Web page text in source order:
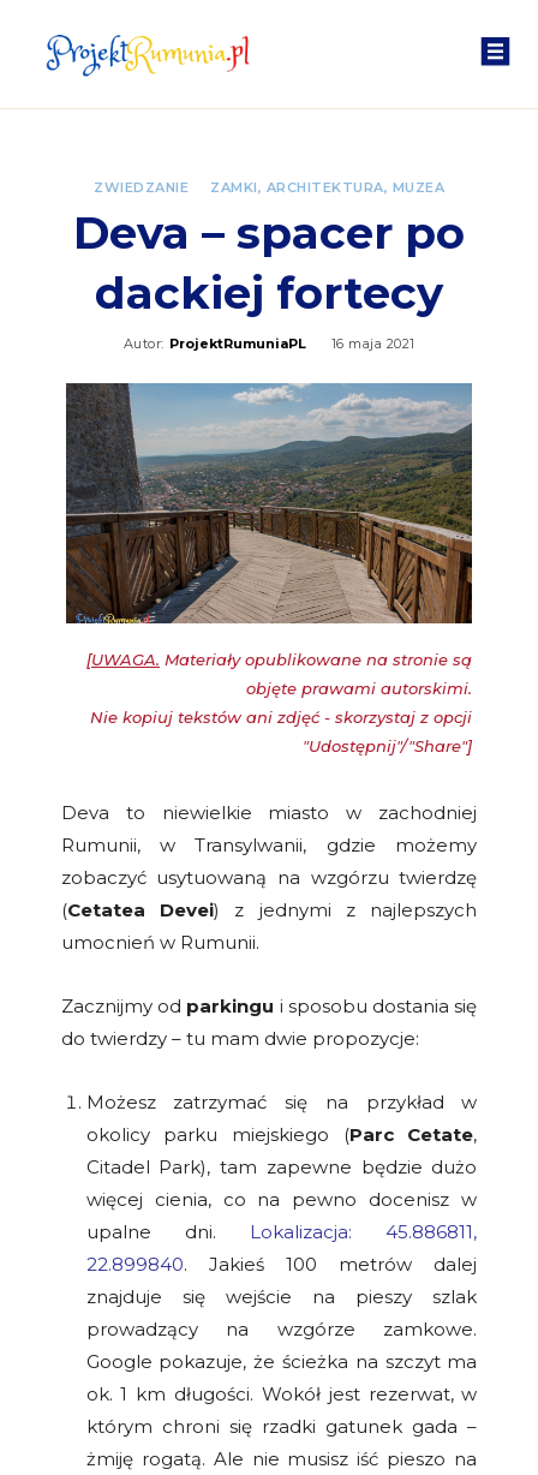
ZWIEDZANIE ZAMKI, ARCHITEKTURA, MUZEA
Deva – spacer po
dackiej fortecy
Autor: ProjektRumuniaPL 16 maja 2021
[UWAGA. Materiały opublikowane na stronie są
objęte prawami autorskimi.
Nie kopiuj tekstów ani zdjęć - skorzystaj z opcji
"Udostępnij"/"Share"]
Deva to niewielkie miasto w zachodniej
Rumunii, w Transylwanii, gdzie możemy
zobaczyć usytuowaną na wzgórzu twierdzę
(Cetatea Devei) z jednymi z najlepszych
umocnień w Rumunii.
Zacznijmy od parkingu i sposobu dostania się
do twierdzy – tu mam dwie propozycje:
Możesz zatrzymać się na przykład w
okolicy parku miejskiego (Parc Cetate,
Citadel Park), tam zapewne będzie dużo
więcej cienia, co na pewno docenisz w
upalne dni. Lokalizacja: 45.886811,
22.899840. Jakieś 100 metrów dalej
znajduje się wejście na pieszy szlak
prowadzący na wzgórze zamkowe.
Google pokazuje, że ścieżka na szczyt ma
ok. 1 km długości. Wokół jest rezerwat, w
którym chroni się rzadki gatunek gada –
żmiję rogatą. Ale nie musisz iść pieszo na